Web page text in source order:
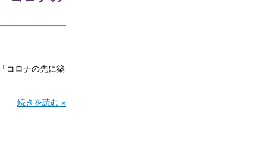
コロナの先に築
続きを読む »